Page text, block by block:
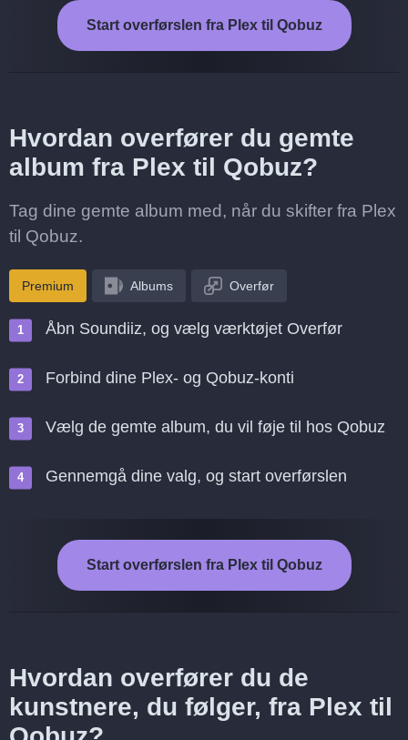
Start overførslen fra Plex til Qobuz
Hvordan overfører du gemte
album fra Plex til Qobuz?
Tag dine gemte album med, når du skifter fra Plex
til Qobuz.
Premium Albums Overfør
Åbn Soundiiz, og vælg værktøjet Overfør
Forbind dine Plex- og Qobuz-konti
Vælg de gemte album, du vil føje til hos Qobuz
Gennemgå dine valg, og start overførslen
Start overførslen fra Plex til Qobuz
Hvordan overfører du de
kunstnere, du følger, fra Plex til